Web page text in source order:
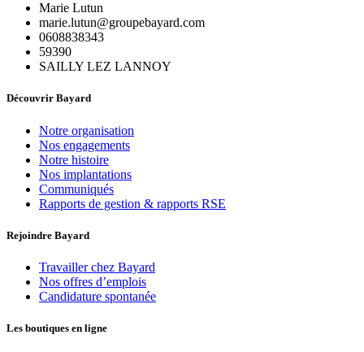
Marie Lutun
marie.lutun@groupebayard.com
0608838343
59390
SAILLY LEZ LANNOY
Découvrir Bayard
Notre organisation
Nos engagements
Notre histoire
Nos implantations
Communiqués
Rapports de gestion & rapports RSE
Rejoindre Bayard
Travailler chez Bayard
Nos offres d’emplois
Candidature spontanée
Les boutiques en ligne